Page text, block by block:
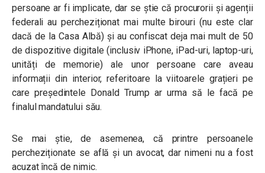
persoane ar fi implicate, dar se știe că procurorii și agenții
federali au percheziționat mai multe birouri (nu este clar
dacă de la Casa Albă) și au confiscat deja mai mult de 50
de dispozitive digitale (inclusiv iPhone, iPad-uri, laptop-uri,
unități de memorie) ale unor persoane care aveau
informații din interior, referitoare la viitoarele grațieri pe
care președintele Donald Trump ar urma să le facă pe
finalul mandatului său.
Se mai știe, de asemenea, că printre persoanele
percheziționate se află și un avocat, dar nimeni nu a fost
acuzat încă de nimic.